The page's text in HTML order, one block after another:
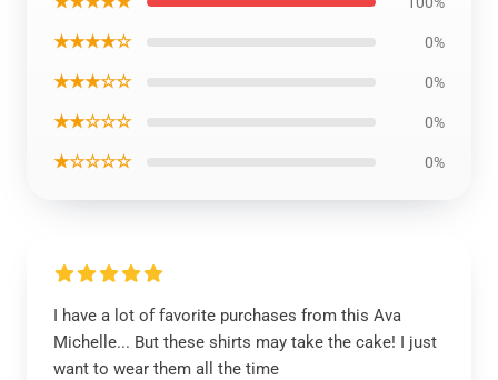
★★★★☆ 0%
★★★☆☆ 0%
★★☆☆☆ 0%
★☆☆☆☆ 0%
I have a lot of favorite purchases from this Ava
Michelle... But these shirts may take the cake! I just
want to wear them all the time